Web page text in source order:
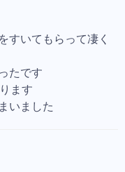
すいてもらって凄く
たです
ます
いました